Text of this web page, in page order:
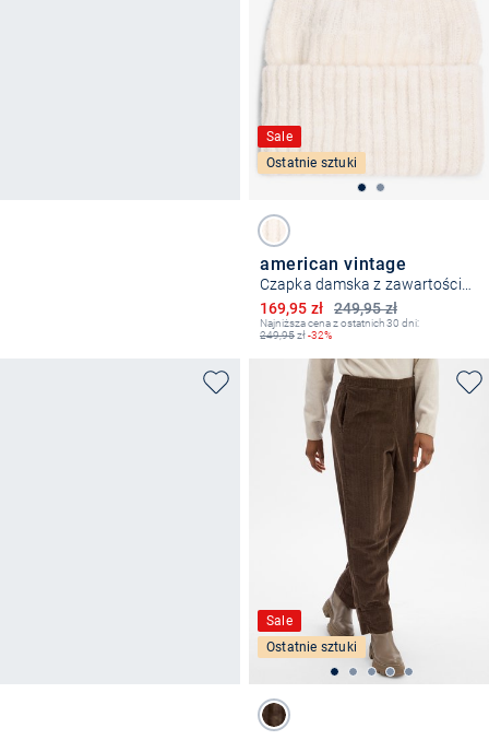
Sale
Ostatnie sztuki
american vintage
Czapka damska z zawartością alpaki
249,95 zł
Obniżona cena
169,95 zł
Najniższa cena z ostatnich 30 dni:
249,95zł-32%
Sale
Ostatnie sztuki